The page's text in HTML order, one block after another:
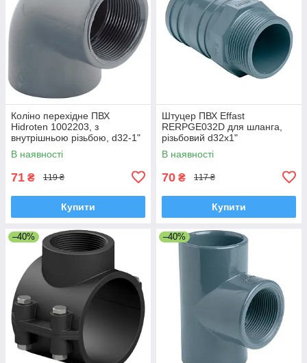
Коліно перехідне ПВХ
Hidroten 1002203, з
внутрішньою різьбою, d32-1"
В наявності
71 ₴ 119 ₴
Купити
Штуцер ПВХ Effast
RERPGE032D для шланга,
різьбовий d32х1"
В наявності
70 ₴ 117 ₴
Купити
–40% –40%